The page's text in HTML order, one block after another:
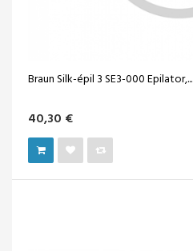
Braun Silk-épil 3 SE3-000 Epilator,...
40,30 €